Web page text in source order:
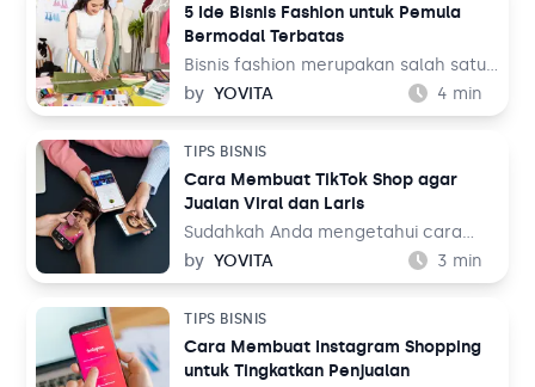
5 Ide Bisnis Fashion untuk Pemula
Bermodal Terbatas
Bisnis fashion merupakan salah satu
bisnis yang tak akan pernah mati.
Sebab, pada dasarnya setiap orang
kehidupan sehari-hari mereka, baik
untuk bekerja maupun aktivitas
lainnya. Tentu ini jadi peluang bisnis
yang menjanjikan dari waktu ke
waktu.
by YOVITA 4 min
TIPS BISNIS
Cara Membuat TikTok Shop agar
Jualan Viral dan Laris
Sudahkah Anda mengetahui cara
membuat TikTok Shop? TikTok
merupakan salah satu media sosial
sosial yang menampilkan konten
audio visual tersebut dinilai menarik
karena menampilkan beragam tema,
by YOVITA 3 min
TIPS BISNIS
Cara Membuat Instagram Shopping
untuk Tingkatkan Penjualan